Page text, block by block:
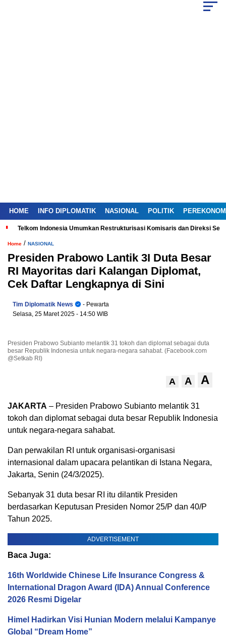
HOME INFO DIPLOMATIK NASIONAL POLITIK
Telkom Indonesia Umumkan Restrukturisasi Komisaris dan Direksi
Home / NASIONAL
Presiden Prabowo Lantik 3I Duta Besar
RI Mayoritas dari Kalangan Diplomat,
Cek Daftar Lengkapnya di Sini
Tim Diplomatik News
- Pewarta
Selasa, 25 Maret 2025 - 14:50 WIB
Presiden Prabowo Subianto melantik 31 tokoh dan diplomat sebagai duta
besar Republik Indonesia untuk negara-negara sahabat. (Facebook.com
@Setkab RI)
A A A
JAKARTA – Presiden Prabowo Subianto melantik 31
tokoh dan diplomat sebagai duta besar Republik Indonesia
untuk negara-negara sahabat.
Dan perwakilan RI untuk organisasi-organisasi
internasional dalam upacara pelantikan di Istana Negara,
Jakarta, Senin (24/3/2025).
Sebanyak 31 duta besar RI itu dilantik Presiden
berdasarkan Keputusan Presiden Nomor 25/P dan 40/P
Tahun 2025.
ADVERTISEMENT
Baca Juga:
16th Worldwide Chinese Life Insurance Congress &
International Dragon Award (IDA) Annual Conference
2026 Resmi Digelar
Himel Hadirkan Visi Hunian Modern melalui Kampanye
Global “Dream Home”